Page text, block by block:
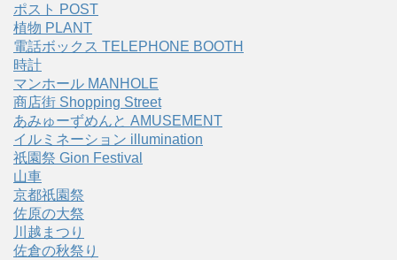
ポスト POST
植物 PLANT
電話ボックス TELEPHONE BOOTH
時計
マンホール MANHOLE
商店街 Shopping Street
あみゅーずめんと AMUSEMENT
イルミネーション illumination
祇園祭 Gion Festival
山車
京都祇園祭
佐原の大祭
川越まつり
佐倉の秋祭り